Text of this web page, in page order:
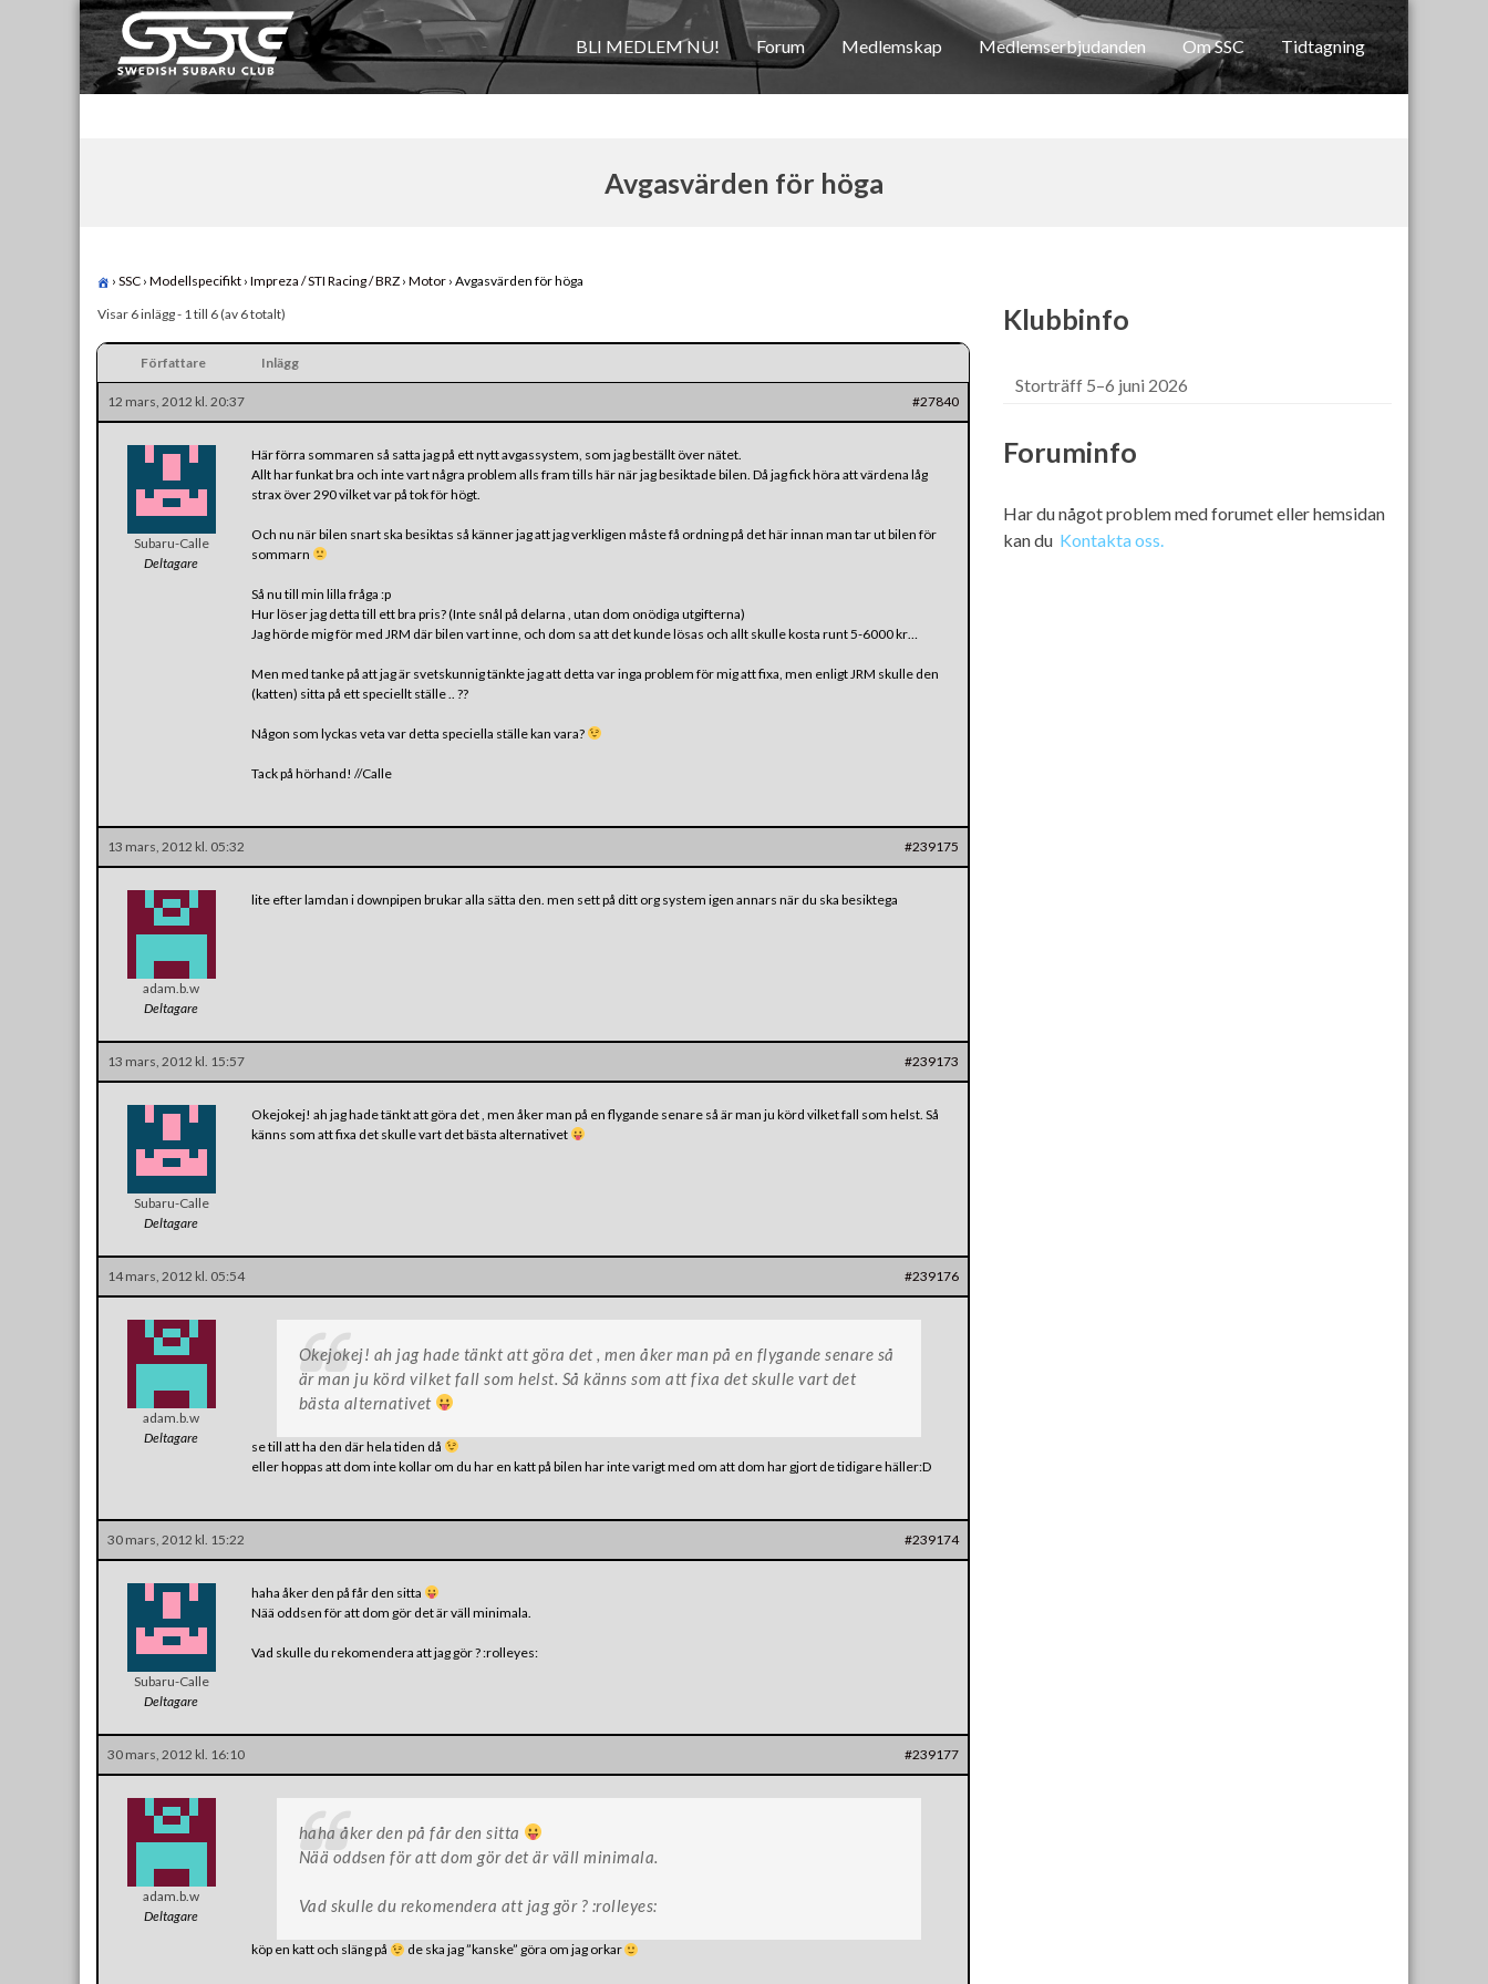
Skip
to
content
Swedish Subaru Club
För oss som älskar Subaru!
BLI MEDLEM NU! Forum Medlemskap Medlemserbjudanden Om SSC Tidtagning
Avgasvärden för höga
› SSC › Modellspecifikt › Impreza / STI Racing / BRZ › Motor › Avgasvärden för höga
Visar 6 inlägg - 1 till 6 (av 6 totalt)
Författare Inlägg
12 mars, 2012 kl. 20:37 #27840
Subaru-Calle
Deltagare
Här förra sommaren så satta jag på ett nytt avgassystem, som jag beställt över nätet.
Allt har funkat bra och inte vart några problem alls fram tills här när jag besiktade bilen. Då jag fick höra att värdena låg
strax över 290 vilket var på tok för högt.
Och nu när bilen snart ska besiktas så känner jag att jag verkligen måste få ordning på det här innan man tar ut bilen för
sommarn
Så nu till min lilla fråga :p
Hur löser jag detta till ett bra pris? (Inte snål på delarna , utan dom onödiga utgifterna)
Jag hörde mig för med JRM där bilen vart inne, och dom sa att det kunde lösas och allt skulle kosta runt 5-6000 kr…
Men med tanke på att jag är svetskunnig tänkte jag att detta var inga problem för mig att fixa, men enligt JRM skulle den
(katten) sitta på ett speciellt ställe .. ??
Någon som lyckas veta var detta speciella ställe kan vara?
Tack på hörhand! //Calle
13 mars, 2012 kl. 05:32 #239175
adam.b.w
Deltagare
lite efter lamdan i downpipen brukar alla sätta den. men sett på ditt org system igen annars när du ska besiktega
13 mars, 2012 kl. 15:57 #239173
Subaru-Calle
Deltagare
Okejokej! ah jag hade tänkt att göra det , men åker man på en flygande senare så är man ju körd vilket fall som helst. Så
känns som att fixa det skulle vart det bästa alternativet
14 mars, 2012 kl. 05:54 #239176
adam.b.w
Deltagare
Okejokej! ah jag hade tänkt att göra det , men åker man på en flygande senare så
är man ju körd vilket fall som helst. Så känns som att fixa det skulle vart det
bästa alternativet
se till att ha den där hela tiden då
eller hoppas att dom inte kollar om du har en katt på bilen har inte varigt med om att dom har gjort de tidigare häller:D
30 mars, 2012 kl. 15:22 #239174
Subaru-Calle
Deltagare
haha åker den på får den sitta
Nää oddsen för att dom gör det är väll minimala.
Vad skulle du rekomendera att jag gör ? :rolleyes:
30 mars, 2012 kl. 16:10 #239177
adam.b.w
Deltagare
haha åker den på får den sitta
Nää oddsen för att dom gör det är väll minimala.
Vad skulle du rekomendera att jag gör ? :rolleyes:
köp en katt och släng på de ska jag ”kanske” göra om jag orkar
Klubbinfo
Storträff 5–6 juni 2026
Foruminfo
Har du något problem med forumet eller hemsidan
kan du Kontakta oss.